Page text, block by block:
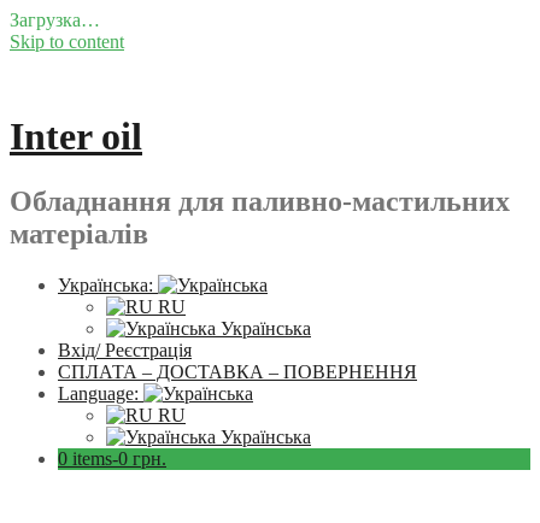
Загрузка…
Skip to content
Inter oil
Обладнання для паливно-мастильних
матеріалів
Українська:
RU
Українська
Вхід/ Реєстрація
СПЛАТА – ДОСТАВКА – ПОВЕРНЕННЯ
Language:
RU
Українська
0 items-0 грн.